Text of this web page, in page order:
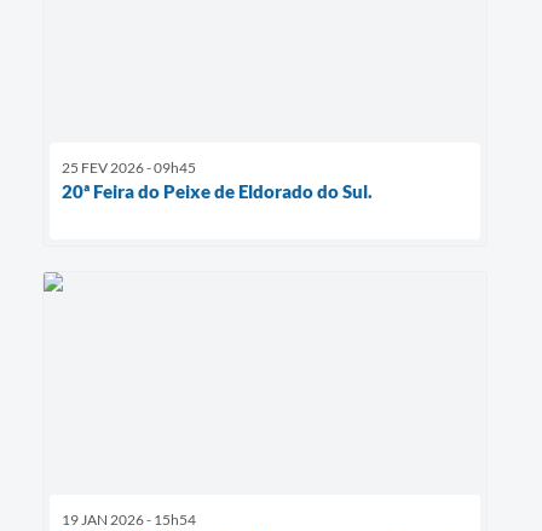
25 FEV 2026 - 09h45
20ª Feira do Peixe de Eldorado do Sul.
19 JAN 2026 - 15h54